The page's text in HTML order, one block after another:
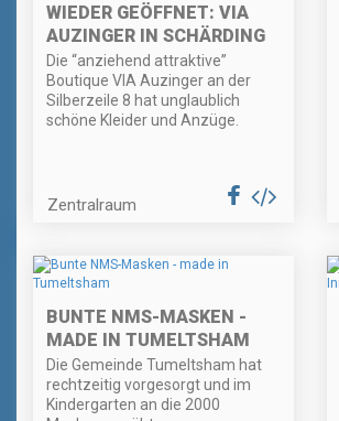
WIEDER GEÖFFNET: VIA
AUZINGER IN SCHÄRDING
Die “anziehend attraktive”
Boutique VIA Auzinger an der
Silberzeile 8 hat unglaublich
schöne Kleider und Anzüge.
Zentralraum
BUNTE NMS-MASKEN -
MADE IN TUMELTSHAM
Die Gemeinde Tumeltsham hat
rechtzeitig vorgesorgt und im
Kindergarten an die 2000